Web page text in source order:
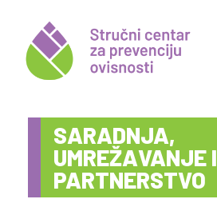
SARADNJA,
UMREŽAVANJE I
PARTNERSTVO